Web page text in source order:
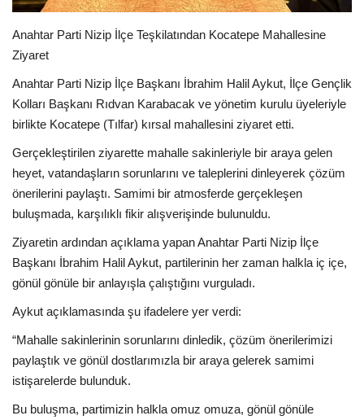
Anahtar Parti Nizip İlçe Teşkilatından Kocatepe Mahallesine
Ziyaret
Anahtar Parti Nizip İlçe Başkanı İbrahim Halil Aykut, İlçe Gençlik
Kolları Başkanı Rıdvan Karabacak ve yönetim kurulu üyeleriyle
birlikte Kocatepe (Tılfar) kırsal mahallesini ziyaret etti.
Gerçekleştirilen ziyarette mahalle sakinleriyle bir araya gelen
heyet, vatandaşların sorunlarını ve taleplerini dinleyerek çözüm
önerilerini paylaştı. Samimi bir atmosferde gerçekleşen
buluşmada, karşılıklı fikir alışverişinde bulunuldu.
Ziyaretin ardından açıklama yapan Anahtar Parti Nizip İlçe
Başkanı İbrahim Halil Aykut, partilerinin her zaman halkla iç içe,
gönül gönüle bir anlayışla çalıştığını vurguladı.
Aykut açıklamasında şu ifadelere yer verdi:
“Mahalle sakinlerinin sorunlarını dinledik, çözüm önerilerimizi
paylaştık ve gönül dostlarımızla bir araya gelerek samimi
istişarelerde bulunduk.
Bu buluşma, partimizin halkla omuz omuza, gönül gönüle